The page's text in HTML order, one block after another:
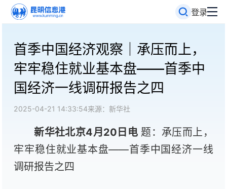
登录
首季中国经济观察｜承压而上，
牢牢稳住就业基本盘——首季中
国经济一线调研报告之四
2025-04-21 14:33:54来源：新华社
新华社北京4月20日电 题：承压而上，
牢牢稳住就业基本盘——首季中国经济一线
调研报告之四